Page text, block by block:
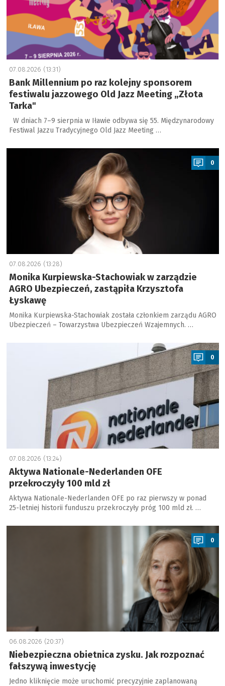
07.08.2026 (13:31)
Bank Millennium po raz kolejny sponsorem
festiwalu jazzowego Old Jazz Meeting „Złota
Tarka"
W dniach 7–9 sierpnia w Iławie odbywa się 55. Międzynarodowy
Festiwal Jazzu Tradycyjnego Old Jazz Meeting …
a
0
07.08.2026 (13:28)
Monika Kurpiewska-Stachowiak w zarządzie
AGRO Ubezpieczeń, zastąpiła Krzysztofa
Łyskawę
Monika Kurpiewska-Stachowiak została członkiem zarządu AGRO
Ubezpieczeń – Towarzystwa Ubezpieczeń Wzajemnych. …
0
07.08.2026 (13:24)
Aktywa Nationale-Nederlanden OFE
przekroczyły 100 mld zł
Aktywa Nationale-Nederlanden OFE po raz pierwszy w ponad
25-letniej historii funduszu przekroczyły próg 100 mld zł. …
a
0
06.08.2026 (20:37)
Niebezpieczna obietnica zysku. Jak rozpoznać
fałszywą inwestycję
Jedno kliknięcie może uruchomić precyzyjnie zaplanowaną